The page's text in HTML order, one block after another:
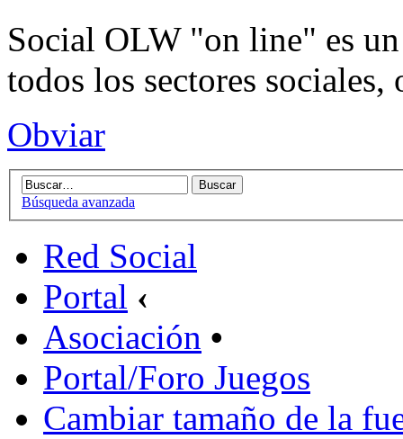
Social OLW "on line" es
todos los sectores sociales,
Obviar
Búsqueda avanzada
Red Social
Portal ‹
Asociación •
Portal/Foro Juegos
Cambiar tamaño de la